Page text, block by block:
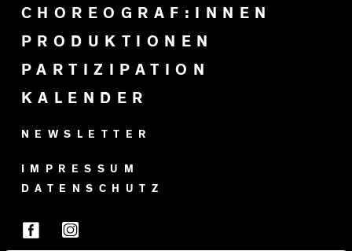
CHOREOGRAF:INNEN
PRODUKTIONEN
PARTIZIPATION
KALENDER
NEWSLETTER
IMPRESSUM
DATENSCHUTZ